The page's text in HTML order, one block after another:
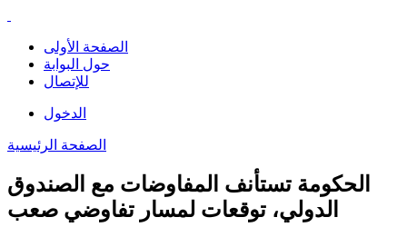
الصفحة الأولى
حول البوابة
للإتصال
الدخول
الصفحة الرئيسية
الحكومة تستأنف المفاوضات مع الصندوق
الدولي، توقعات لمسار تفاوضي صعب